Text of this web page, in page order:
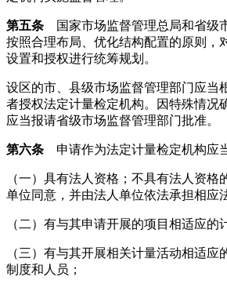
第五条 国家市场监督管理总局和省级
按照合理布局、优化结构配置的原则，
设置和授权进行统筹规划。
设区的市、县级市场监督管理部门应当
者授权法定计量检定机构。因特殊情况
应当报请省级市场监督管理部门批准。
第六条 申请作为法定计量检定机构应
（一）具有法人资格；不具有法人资格
单位同意，并由法人单位依法承担相应
（二）有与其申请开展的项目相适应的
（三）有与其开展相关计量活动相适应
制度和人员；